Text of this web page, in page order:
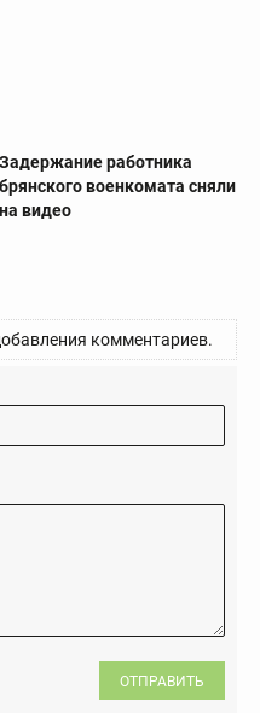
Задержание работника
брянского военкомата сняли
на видео
комментариев.
ОТПРАВИТЬ